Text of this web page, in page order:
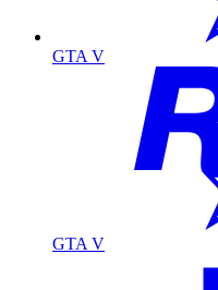
GTA V
GTA V